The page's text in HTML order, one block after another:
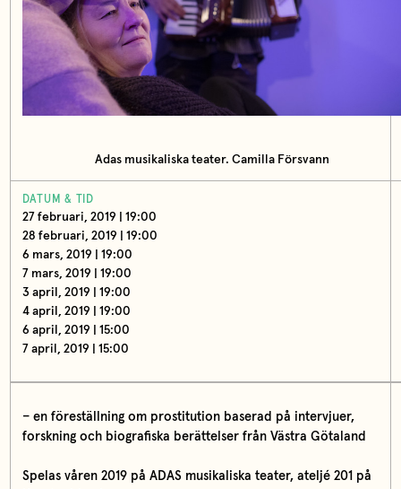
Adas musikaliska teater. Camilla Försvann
DATUM & TID
27 februari, 2019 | 19:00
28 februari, 2019 | 19:00
6 mars, 2019 | 19:00
7 mars, 2019 | 19:00
3 april, 2019 | 19:00
4 april, 2019 | 19:00
6 april, 2019 | 15:00
7 april, 2019 | 15:00
– en föreställning om prostitution baserad på intervjuer,
forskning och biografiska berättelser från Västra Götaland
Spelas våren 2019 på ADAS musikaliska teater, ateljé 201 på